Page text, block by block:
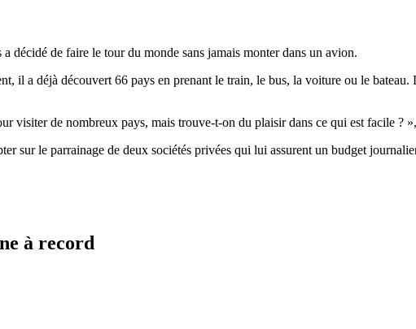
décidé de faire le tour du monde sans jamais monter dans un avion.
il a déjà découvert 66 pays en prenant le train, le bus, la voiture ou le
visiter de nombreux pays, mais trouve-t-on du plaisir dans ce qui est facile ?
sur le parrainage de deux sociétés privées qui lui assurent un budget
à record